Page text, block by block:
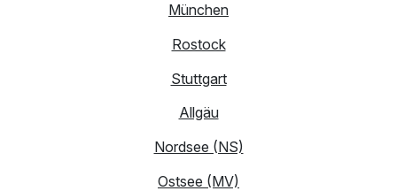
München
Rostock
Stuttgart
Allgäu
Nordsee (NS)
Ostsee (MV)